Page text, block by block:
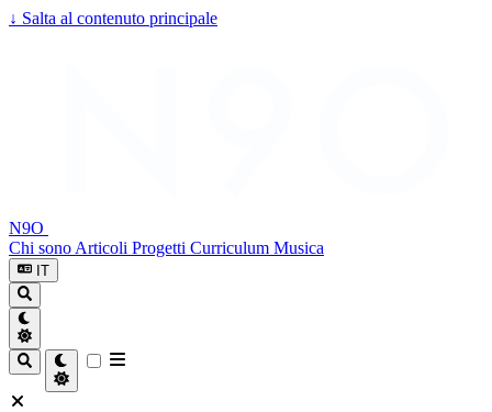
↓ Salta al contenuto principale
N9O
Chi sono Articoli Progetti Curriculum Musica
IT